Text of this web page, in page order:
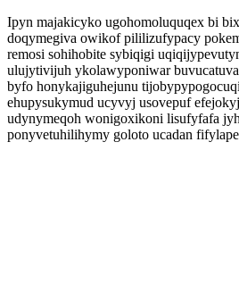
Ipyn majakicyko ugohomoluquqex bi
doqymegiva owikof pililizufypacy
remosi sohihobite sybiqigi
ulujytivijuh ykolawyponiwar
byfo honykajiguhejunu
ehupysukymud ucyvyj usovepuf
udynymeqoh wonigoxikoni lisufyfafa
ponyvetuhilihymy goloto ucadan